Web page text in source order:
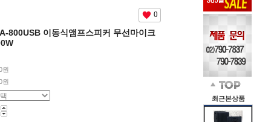
최근본상품
0
800USB 이동식앰프스피커 무선마이크
원
원